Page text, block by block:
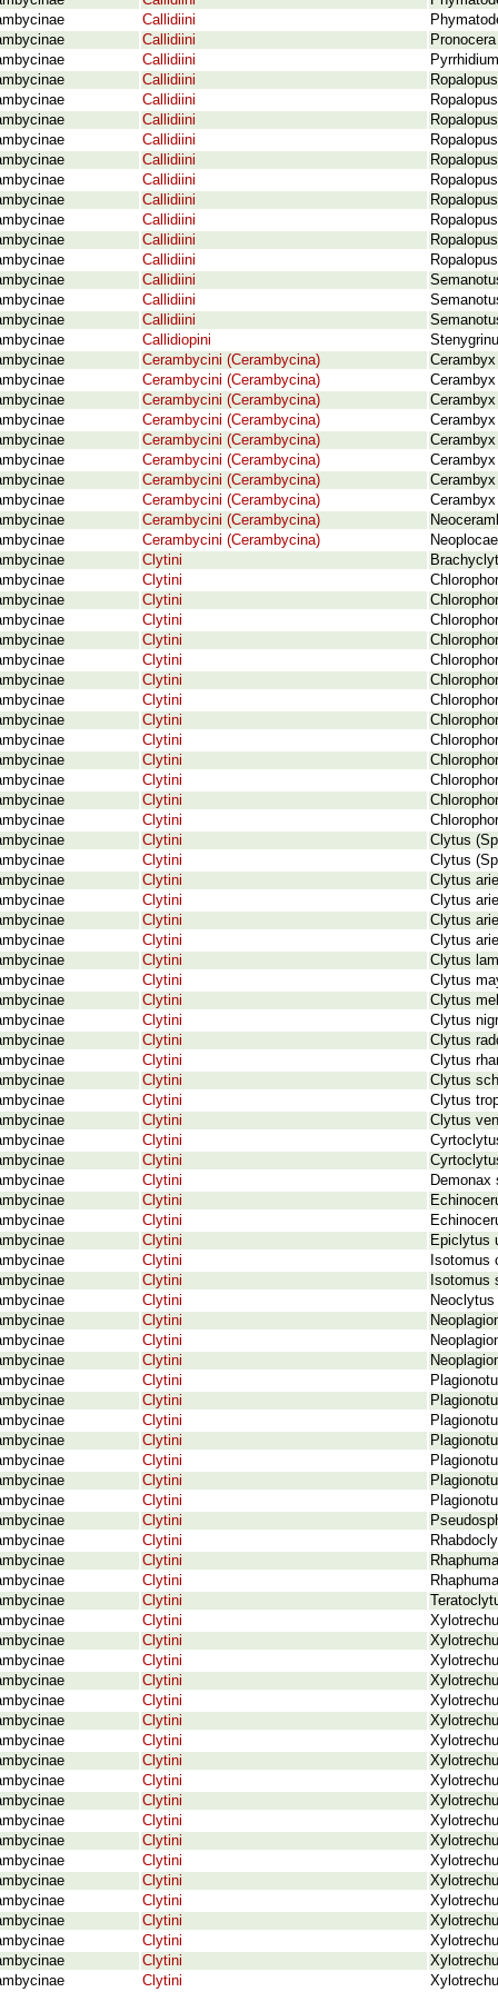
Callidiini
Callidiini
Callidiini
Callidiini
Callidiini
Callidiini
Callidiini
Callidiini
Callidiini
Callidiini
Callidiini
Callidiini
Callidiini
Callidiini
Callidiini
Callidiini
Callidiopini
Cerambycini (Cerambycina)
Cerambycini (Cerambycina)
Cerambycini (Cerambycina)
Cerambycini (Cerambycina)
Cerambycini (Cerambycina)
Cerambycini (Cerambycina)
Cerambycini (Cerambycina)
Cerambycini (Cerambycina)
Cerambycini (Cerambycina)
Cerambycini (Cerambycina)
Clytini
Clytini
Clytini
Clytini
Clytini
Clytini
Clytini
Clytini
Clytini
Clytini
Clytini
Clytini
Clytini
Clytini
Clytini
Clytus
Clytini
Clytus
Clytini
Clytus
Clytini
Clytus
Clytini
Clytus
Clytini
Clytus
Clytini
Clytus
Clytini
Clytus
Clytini
Clytus
Clytini
Clytus
Clytini
Clytus
Clytini
Clytus
Clytini
Clytus
Clytini
Clytus
Clytini
Clytus
Clytini
Clytini
Clytini
Demonax
Clytini
Clytini
Clytini
Epiclytus
Clytini
Isotomus
Clytini
Isotomus
Clytini
Clytini
Clytini
Clytini
Clytini
Clytini
Clytini
Clytini
Clytini
Clytini
Clytini
Clytini
Clytini
Clytini
Clytini
Clytini
Clytini
Clytini
Clytini
Clytini
Clytini
Clytini
Clytini
Clytini
Clytini
Clytini
Clytini
Clytini
Clytini
Clytini
Clytini
Clytini
Clytini
Clytini
Clytini